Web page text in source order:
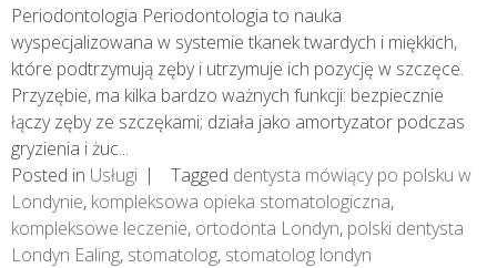
Periodontologia Periodontologia to nauka
wyspecjalizowana w systemie tkanek twardych i miękkich,
które podtrzymują zęby i utrzymuje ich pozycję w szczęce.
Przyzębie, ma kilka bardzo ważnych funkcji: bezpiecznie
łączy zęby ze szczękami; działa jako amortyzator podczas
gryzienia i żuc...
Posted in Usługi Tagged dentysta mówiący po polsku w
Londynie, kompleksowa opieka stomatologiczna,
kompleksowe leczenie, ortodonta Londyn, polski dentysta
Londyn Ealing, stomatolog, stomatolog londyn